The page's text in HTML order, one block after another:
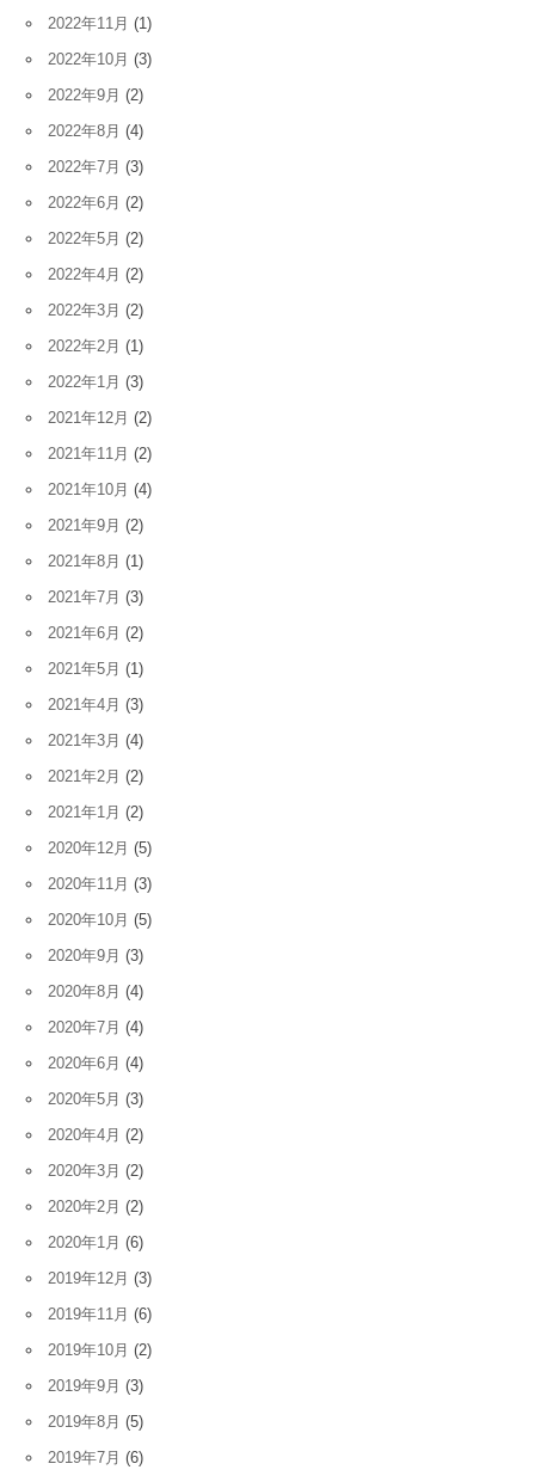
2022年11月 (1)
2022年10月 (3)
2022年9月 (2)
2022年8月 (4)
2022年7月 (3)
2022年6月 (2)
2022年5月 (2)
2022年4月 (2)
2022年3月 (2)
2022年2月 (1)
2022年1月 (3)
2021年12月 (2)
2021年11月 (2)
2021年10月 (4)
2021年9月 (2)
2021年8月 (1)
2021年7月 (3)
2021年6月 (2)
2021年5月 (1)
2021年4月 (3)
2021年3月 (4)
2021年2月 (2)
2021年1月 (2)
2020年12月 (5)
2020年11月 (3)
2020年10月 (5)
2020年9月 (3)
2020年8月 (4)
2020年7月 (4)
2020年6月 (4)
2020年5月 (3)
2020年4月 (2)
2020年3月 (2)
2020年2月 (2)
2020年1月 (6)
2019年12月 (3)
2019年11月 (6)
2019年10月 (2)
2019年9月 (3)
2019年8月 (5)
2019年7月 (6)